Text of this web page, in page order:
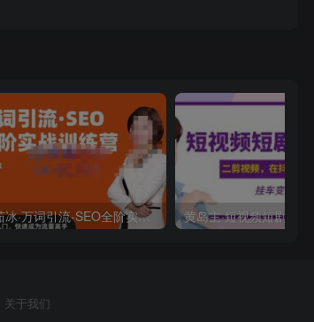
许茹冰·万词引流-SEO全阶实战训练营，0基础入门，快速成为流量高手
关于我们